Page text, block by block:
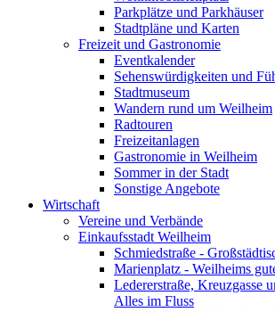
Parkplätze und Parkhäuser
Stadtpläne und Karten
Freizeit und Gastronomie
Eventkalender
Sehenswürdigkeiten und
Stadtmuseum
Wandern rund um Weilheim
Radtouren
Freizeitanlagen
Gastronomie in Weilheim
Sommer in der Stadt
Sonstige Angebote
Wirtschaft
Vereine und Verbände
Einkaufsstadt Weilheim
Schmiedstraße -
Marienplatz - Weilheims
Ledererstraße, Kreuzgasse
Alles im Fluss